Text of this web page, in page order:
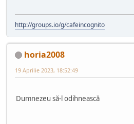
http://groups.io/g/cafeincognito
horia2008
19 Aprilie 2023, 18:52:49
Dumnezeu să-l odihnească